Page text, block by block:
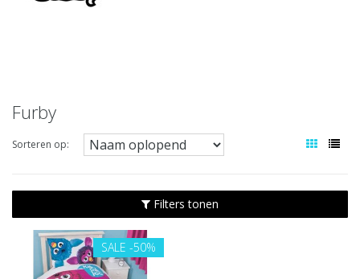
Furby
Sorteren op:
Filters tonen
SALE -50%